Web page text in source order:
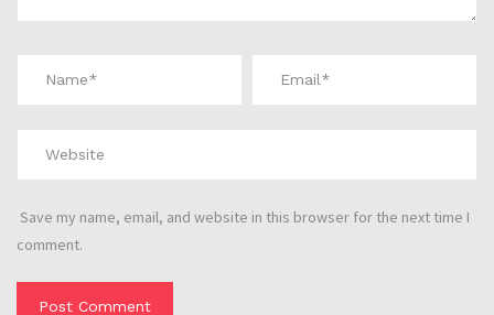
Save my name, email, and website in this browser for the next time I
comment.